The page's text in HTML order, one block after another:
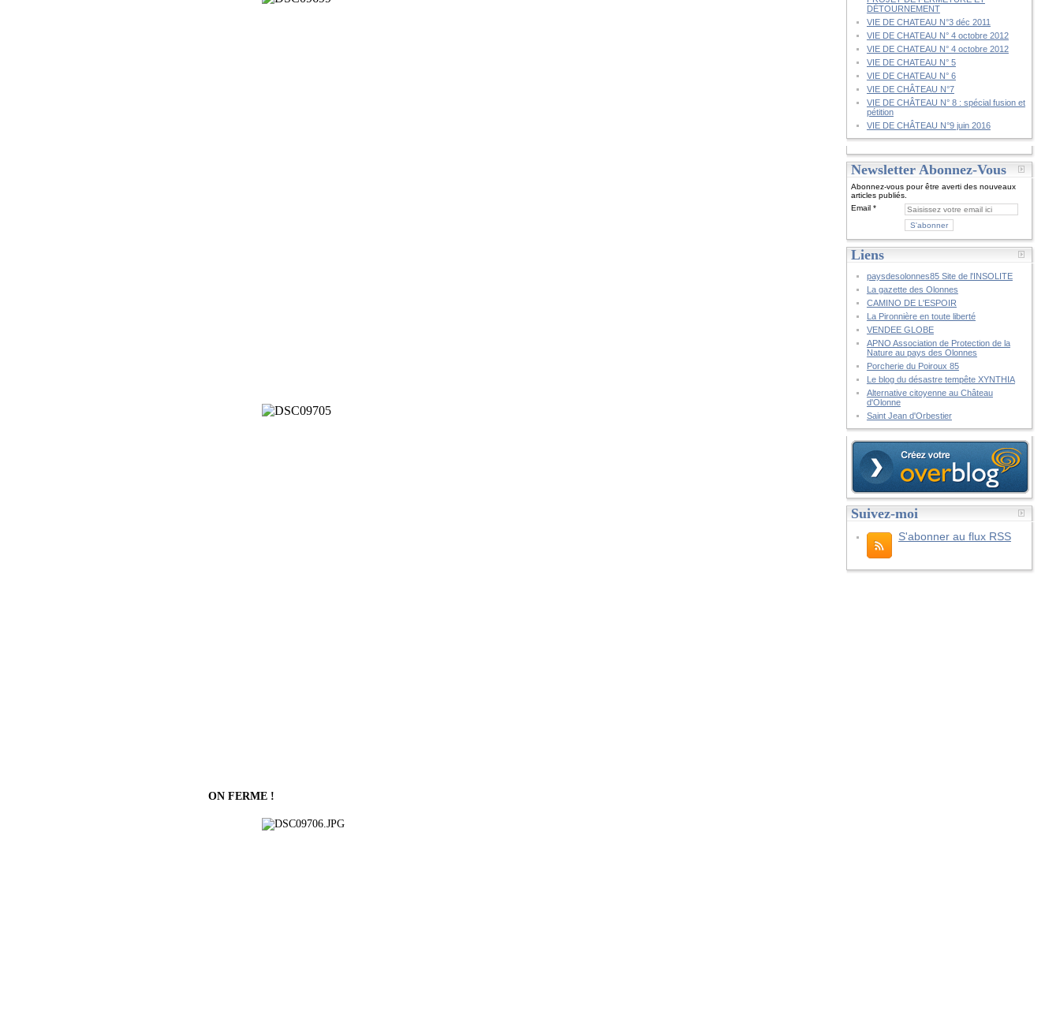
ON FERME !
DÉTOURNEMENT
VIE DE CHATEAU N°3 déc 2011
VIE DE CHATEAU N° 4 octobre 2012
VIE DE CHATEAU N° 4 octobre 2012
VIE DE CHATEAU N° 5
VIE DE CHATEAU N° 6
VIE DE CHÂTEAU N°7
VIE DE CHÂTEAU N° 8 : spécial fusion et
pétition
VIE DE CHÂTEAU N°9 juin 2016
Newsletter Abonnez-Vous
Abonnez-vous pour être averti des nouveaux
articles publiés.
Email
Liens
paysdesolonnes85 Site de l'INSOLITE
La gazette des Olonnes
CAMINO DE L'ESPOIR
La Pironnière en toute liberté
VENDEE GLOBE
APNO Association de Protection de la
Nature au pays des Olonnes
Porcherie du Poiroux 85
Le blog du désastre tempête XYNTHIA
Alternative citoyenne au Château
d'Olonne
Saint Jean d'Orbestier
Suivez-moi
S'abonner au flux RSS